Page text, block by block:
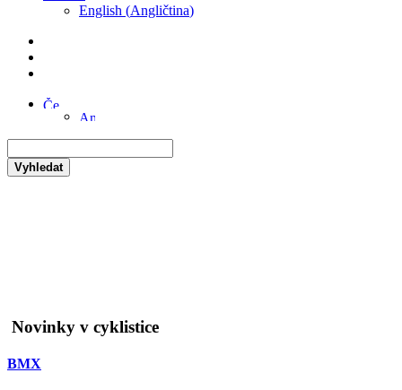
English (Angličtina)
Vyhledat
Novinky v cyklistice
BMX